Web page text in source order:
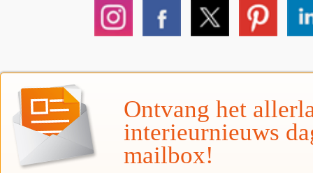
Ontvang het
interieurnieuws
mailbox!